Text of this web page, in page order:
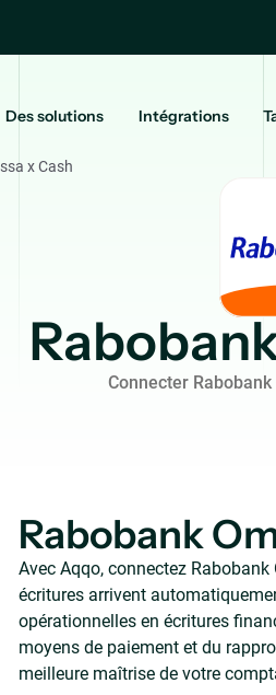
Des solutions Intégrations
x Cash
Connecter
Rabobank
Avec Aqqo, connectez
écritures arrivent
opérationnelles en écritures
moyens de paiement et du
meilleure maîtrise de votre